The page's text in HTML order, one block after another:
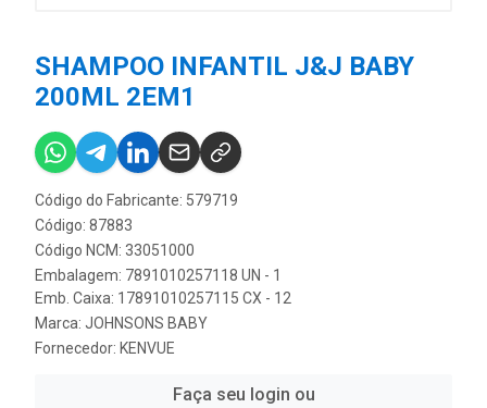
SHAMPOO INFANTIL J&J BABY
200ML 2EM1
Código do Fabricante: 579719
Código: 87883
Código NCM: 33051000
Embalagem: 7891010257118 UN - 1
Emb. Caixa: 17891010257115 CX - 12
Marca: JOHNSONS BABY
Fornecedor: KENVUE
Faça seu login ou